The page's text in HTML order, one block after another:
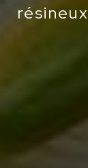
résineux